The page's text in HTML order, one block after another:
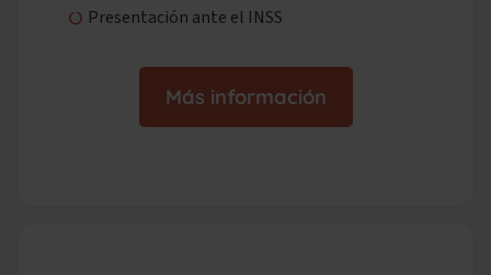
Presentación ante el INSS
Más información